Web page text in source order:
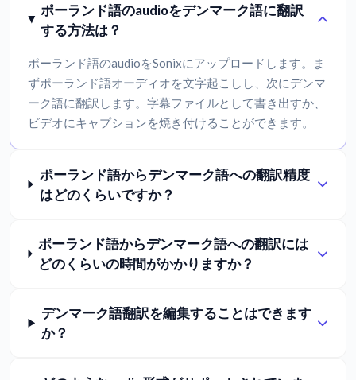
ポーランド語のaudioをデンマーク語に翻訳
する方法は？
ポーランド語のaudioをSonixにアップロードします。ま
ずポーランド語オーディオを文字起こしし、次にデンマ
ーク語に翻訳します。字幕ファイルとして書き出すか、
ビデオにキャプションを焼き付けることができます。
ポーランド語からデンマーク語への翻訳精度
はどのくらいですか？
ポーランド語からデンマーク語への翻訳には
どのくらいの時間がかかりますか？
デンマーク語翻訳を編集することはできます
か？